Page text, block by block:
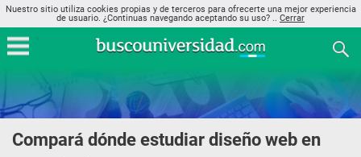
Nuestro sitio utiliza cookies propias y de terceros para ofrecerte una mejor experiencia
de usuario. ¿Continuas navegando aceptando su uso? .. Cerrar
Compará dónde estudiar diseño web en